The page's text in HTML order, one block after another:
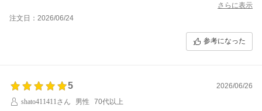
さらに表示
注文日：2026/06/24
参考になった
5
2026/06/26
shato411411さん
男性 70代以上